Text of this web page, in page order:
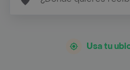
Usa tu